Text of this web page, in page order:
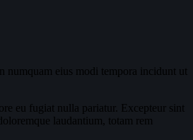
numquam eius modi tempora incidunt ut
eu fugiat nulla pariatur. Excepteur sint
laudantium, totam rem